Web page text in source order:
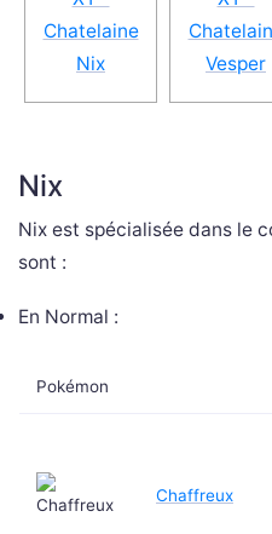
Nix
Nix est spécialisée dans le
sont :
En Normal :
Pokémon
Chaffreux